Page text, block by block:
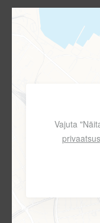
Vajuta